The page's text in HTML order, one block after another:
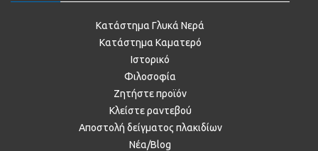
Κατάστημα Γλυκά Νερά
Κατάστημα Καματερό
Ιστορικό
Φιλοσοφία
Ζητήστε προϊόν
Κλείστε ραντεβού
Αποστολή δείγματος πλακιδίων
Νέα/Blog